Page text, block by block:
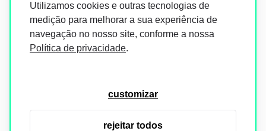
Utilizamos cookies e outras tecnologias de
medição para melhorar a sua experiência de
navegação no nosso site, conforme a nossa
Política de privacidade.
customizar
rejeitar todos
utilizados exclusivamente para fins de aprimoramento de